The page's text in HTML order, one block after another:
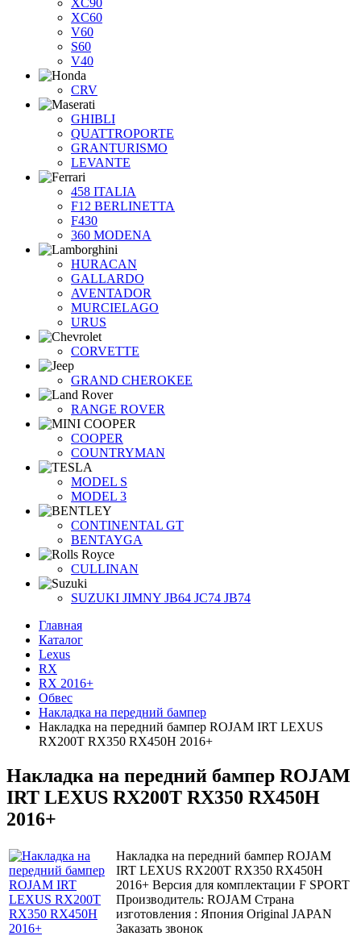
XC90
XC60
V60
S60
V40
CRV
GHIBLI
QUATTROPORTE
GRANTURISMO
LEVANTE
458 ITALIA
F12 BERLINETTA
F430
360 MODENA
HURACAN
GALLARDO
AVENTADOR
MURCIELAGO
URUS
CORVETTE
GRAND CHEROKEE
RANGE ROVER
COOPER
COUNTRYMAN
MODEL S
MODEL 3
CONTINENTAL GT
BENTAYGA
CULLINAN
SUZUKI JIMNY JB64 JC74 JB74
Главная
Каталог
Lexus
RX
RX 2016+
Обвес
Накладка на передний бампер
Накладка на передний бампер ROJAM IRT LEXUS
RX200T RX350 RX450H 2016+
Накладка на передний бампер ROJAM
IRT LEXUS RX200T RX350 RX450H
2016+
Накладка на передний бампер ROJAM
IRT LEXUS RX200T RX350 RX450H
2016+ Версия для комплектации F SPORT
Производитель: ROJAM Страна
изготовления : Япония Original JAPAN
Заказать звонок